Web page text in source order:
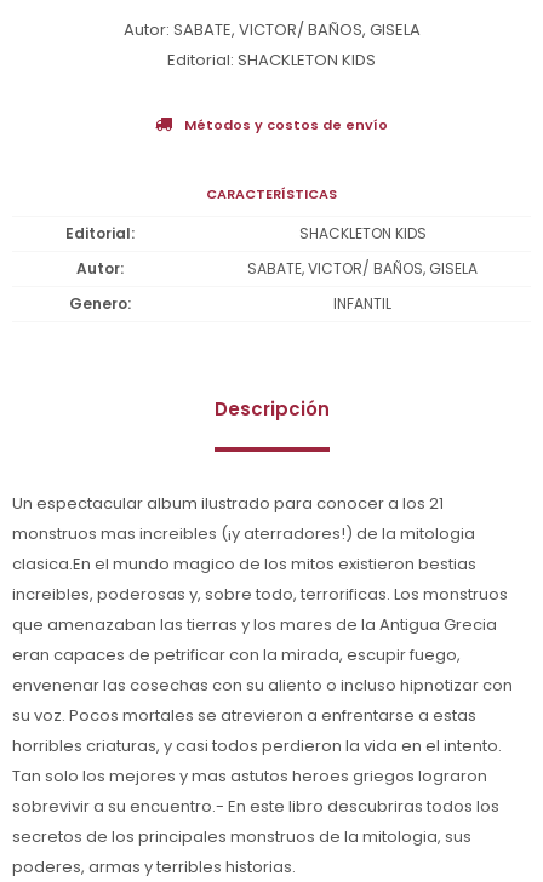
Autor: SABATE, VICTOR/ BAÑOS, GISELA
Editorial: SHACKLETON KIDS
Métodos y costos de envío
CARACTERÍSTICAS
Editorial
SHACKLETON KIDS
Autor
SABATE, VICTOR/ BAÑOS, GISELA
Genero
INFANTIL
Descripción
Un espectacular album ilustrado para conocer a los 21
monstruos mas increibles (¡y aterradores!) de la mitologia
clasica.En el mundo magico de los mitos existieron bestias
increibles, poderosas y, sobre todo, terrorificas. Los monstruos
que amenazaban las tierras y los mares de la Antigua Grecia
eran capaces de petrificar con la mirada, escupir fuego,
envenenar las cosechas con su aliento o incluso hipnotizar con
su voz. Pocos mortales se atrevieron a enfrentarse a estas
horribles criaturas, y casi todos perdieron la vida en el intento.
Tan solo los mejores y mas astutos heroes griegos lograron
sobrevivir a su encuentro.- En este libro descubriras todos los
secretos de los principales monstruos de la mitologia, sus
poderes, armas y terribles historias.